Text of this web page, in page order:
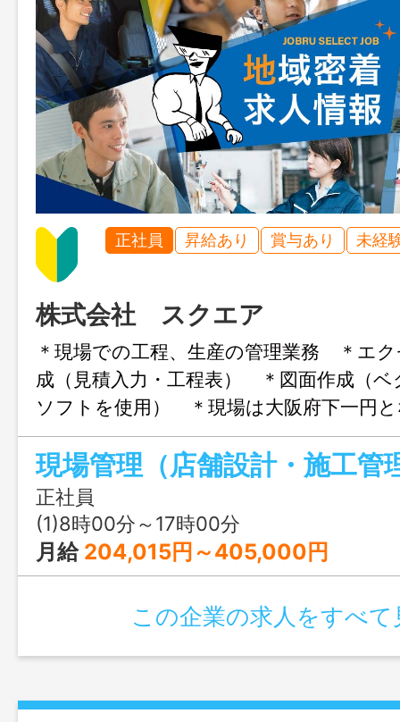
正社員 昇給あり 賞与あり 未経
株式会社 スクエア
＊現場での工程、生産の管理業務 ＊エ
成（見積入力・工程表） ＊図面作成（ベ
ソフトを使用） ＊現場は大阪府下一円
の他付随する業務となります。 ※
更なし
現場管理（店舗設計・施工管
正社員
(1)8時00分～17時00分
月給 204,015円～405,000円
この企業の求人をすべて